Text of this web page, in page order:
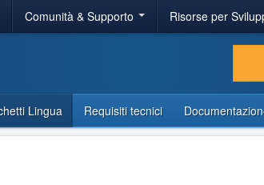
Comunità & Supporto Risorse per
Lingua Requisiti tecnici